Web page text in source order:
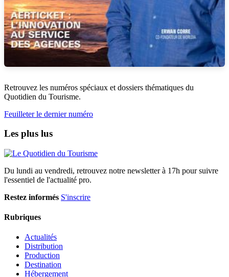
Retrouvez les numéros spéciaux et dossiers thématiques du
Quotidien du Tourisme.
Feuilleter le dernier numéro
Les plus lus
Du lundi au vendredi, retrouvez notre newsletter à 17h pour suivre
l'essentiel de l'actualité pro.
Restez informés S'inscrire
Rubriques
Actualités
Distribution
Production
Destination
Hébergement